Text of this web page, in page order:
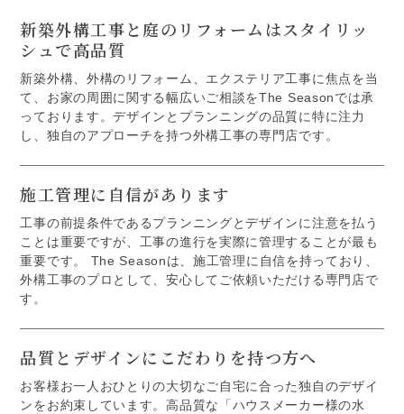
新築外構工事と庭のリフォームはスタイリッ
シュで高品質
新築外構、外構のリフォーム、エクステリア工事に焦点を当
て、お家の周囲に関する幅広いご相談をThe Seasonでは承
っております。デザインとプランニングの品質に特に注力
し、独自のアプローチを持つ外構工事の専門店です。
施工管理に自信があります
工事の前提条件であるプランニングとデザインに注意を払う
ことは重要ですが、工事の進行を実際に管理することが最も
重要です。 The Seasonは、施工管理に自信を持っており、
外構工事のプロとして、安心してご依頼いただける専門店で
す。
品質とデザインにこだわりを持つ方へ
お客様お一人おひとりの大切なご自宅に合った独自のデザイ
ンをお約束しています。高品質な「ハウスメーカー様の水